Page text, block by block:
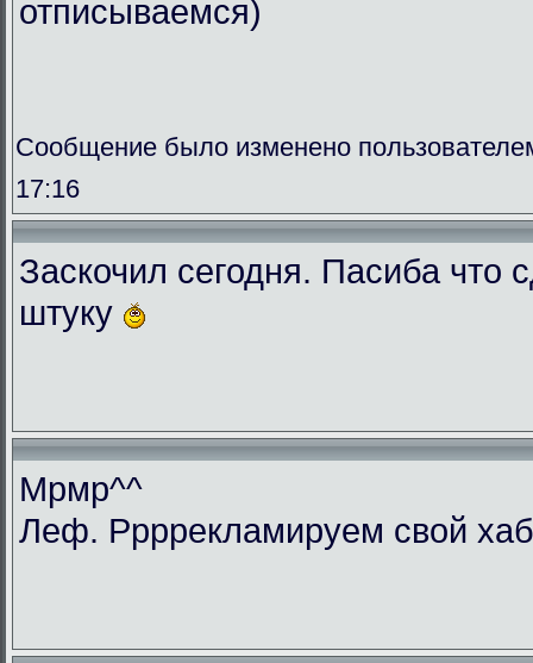
отписываемся)
Сообщение было изменено
17:16
Заскочил сегодня. Пасиба что
штуку
Мрмр^^
Леф. Ррррекламируем свой